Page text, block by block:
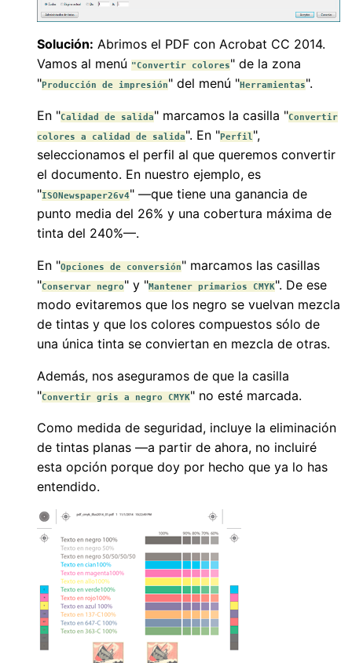
Solución: Abrimos el PDF con Acrobat CC 2014.
Vamos al menú "Convertir colores" de la zona
"Producción de impresión" del menú "Herramientas".
En "Calidad de salida" marcamos la casilla "Convertir
colores a calidad de salida". En "Perfil",
seleccionamos el perfil al que queremos convertir
el documento. En nuestro ejemplo, es
"ISONewspaper26v4" —que tiene una ganancia de
punto media del 26% y una cobertura máxima de
tinta del 240%—.
En "Opciones de conversión" marcamos las casillas
"Conservar negro" y "Mantener primarios CMYK". De ese
modo evitaremos que los negro se vuelvan mezcla
de tintas y que los colores compuestos sólo de
una única tinta se conviertan en mezcla de otras.
Además, nos aseguramos de que la casilla
"Convertir gris a negro CMYK" no esté marcada.
Como medida de seguridad, incluye la eliminación
de tintas planas —a partir de ahora, no incluiré
esta opción porque doy por hecho que ya lo has
entendido.